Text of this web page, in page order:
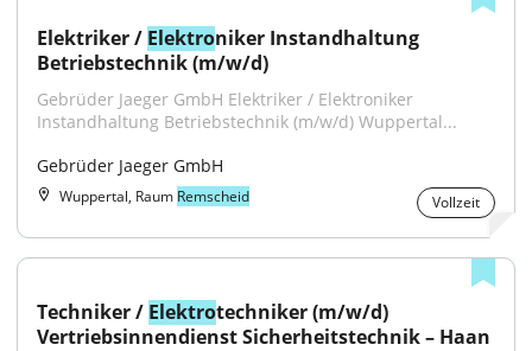
Elektriker / Elektroniker Instandhaltung
Betriebstechnik (m/w/d)
Gebrüder Jaeger GmbH Elektriker / Elektroniker
Instandhaltung Betriebstechnik (m/w/d) Wuppertal...
Gebrüder Jaeger GmbH
Wuppertal, Raum Remscheid Vollzeit
Techniker / Elektrotechniker (m/w/d)
Vertriebsinnendienst Sicherheitstechnik – Haan